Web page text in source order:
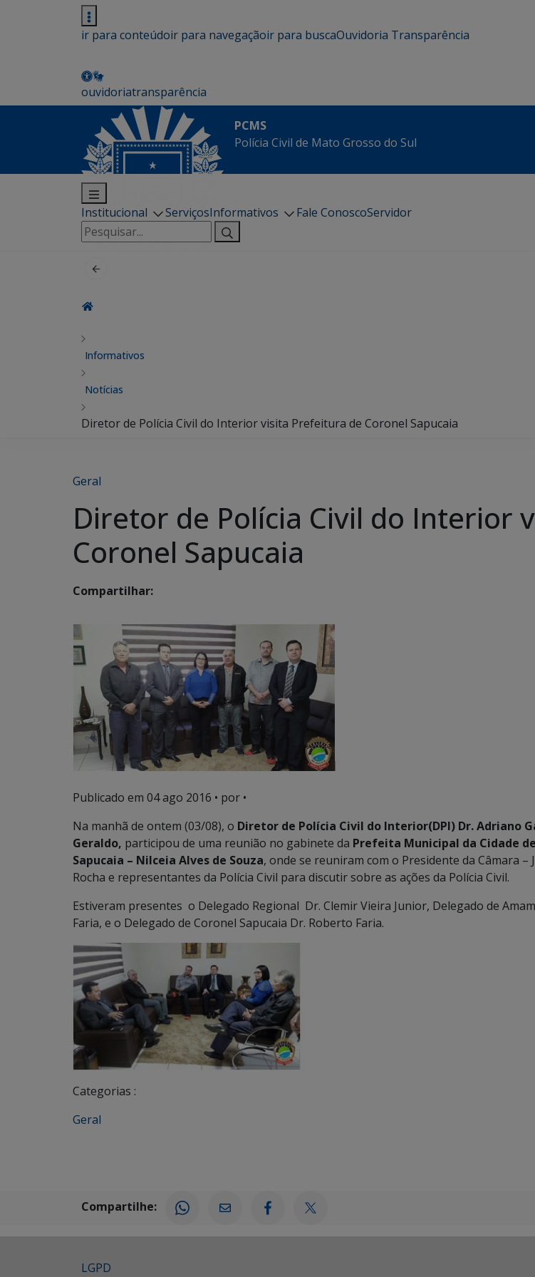
ir para conteúdoir para navegaçãoir para buscaOuvidoria Transparência
ouvidoriatransparência
PCMS
Polícia Civil de Mato Grosso do Sul
Institucional ServiçosInformativos Fale ConoscoServidor
Pesquisar
por:
Informativos
Notícias
Diretor de Polícia Civil do Interior visita Prefeitura de Coronel Sapucaia
Geral
Diretor de Polícia Civil do Interior
Coronel Sapucaia
Compartilhar:
Publicado em 04 ago 2016 • por •
Na manhã de ontem (03/08), o Diretor de Polícia Civil do Interior(DPI) Dr. Adriano
Geraldo, participou de uma reunião no gabinete da Prefeita Municipal da Cidade
Sapucaia – Nilceia Alves de Souza, onde se reuniram com o Presidente da Câmara –
Rocha e representantes da Polícia Civil para discutir sobre as ações da Polícia Civil.
Estiveram presentes o Delegado Regional Dr. Clemir Vieira Junior, Delegado de
Faria, e o Delegado de Coronel Sapucaia Dr. Roberto Faria.
Categorias :
Geral
Compartilhe:
LGPD